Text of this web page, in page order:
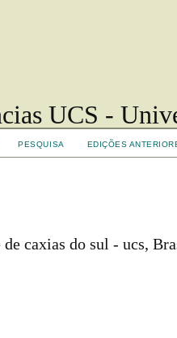
UCS -
PESQUISA EDIÇÕES
caxias do sul - ucs,